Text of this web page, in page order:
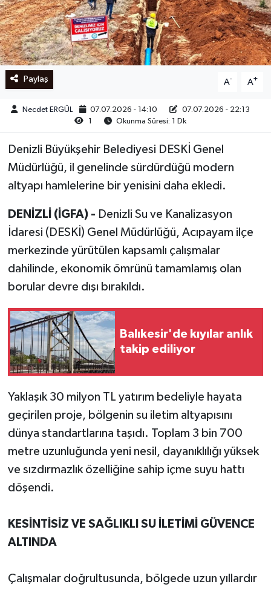
Paylaş A- A+
Necdet ERGÜL 07.07.2026 - 14:10
07.07.2026 - 22:13
1
Okunma Süresi: 1 Dk
Denizli Büyükşehir Belediyesi DESKİ Genel
Müdürlüğü, il genelinde sürdürdüğü modern
altyapı hamlelerine bir yenisini daha ekledi.
DENİZLİ (İGFA) - Denizli Su ve Kanalizasyon
İdaresi (DESKİ) Genel Müdürlüğü, Acıpayam ilçe
merkezinde yürütülen kapsamlı çalışmalar
dahilinde, ekonomik ömrünü tamamlamış olan
borular devre dışı bırakıldı.
Balıkesir'de kıyılar anlık
takip ediliyor
Yaklaşık 30 milyon TL yatırım bedeliyle hayata
geçirilen proje, bölgenin su iletim altyapısını
dünya standartlarına taşıdı. Toplam 3 bin 700
metre uzunluğunda yeni nesil, dayanıklılığı yüksek
ve sızdırmazlık özelliğine sahip içme suyu hattı
döşendi.
KESİNTİSİZ VE SAĞLIKLI SU İLETİMİ GÜVENCE
ALTINDA
Çalışmalar doğrultusunda, bölgede uzun yıllardır
Ege
İzmir
İletişim
Künye
Yerel